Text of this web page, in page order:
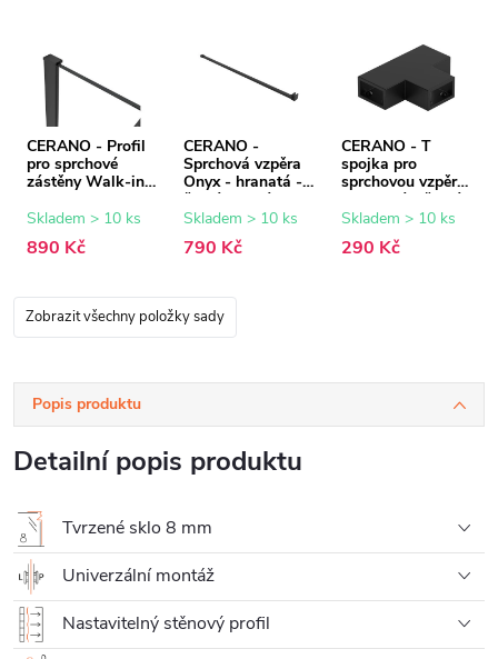
CERANO - Profil
pro sprchové
zástěny Walk-in
černá matná - 15
Skladem > 10 ks
890 Kč
CERANO -
Sprchová vzpěra
Onyx - hranatá -
černá matná -
150 cm
Skladem > 10 ks
790 Kč
CERANO - T
spojka pro
sprchovou vzpěru
- hranatá - černá
matná
Skladem > 10 ks
290 Kč
Zobrazit všechny položky sady
Popis produktu
Detailní popis produktu
Tvrzené sklo 8 mm
Univerzální montáž
Nastavitelný stěnový profil